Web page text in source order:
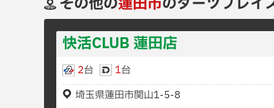
快活CLUB 蓮田店
2台 1台
埼玉県蓮田市関山1-5-8